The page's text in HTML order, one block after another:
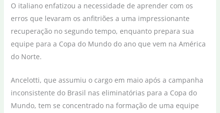
O italiano enfatizou a necessidade de aprender com os
erros que levaram os anfitriões a uma impressionante
recuperação no segundo tempo, enquanto prepara sua
equipe para a Copa do Mundo do ano que vem na América
do Norte.
Ancelotti, que assumiu o cargo em maio após a campanha
inconsistente do Brasil nas eliminatórias para a Copa do
Mundo, tem se concentrado na formação de uma equipe